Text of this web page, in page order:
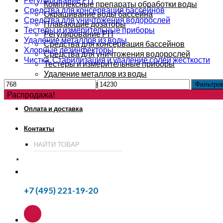
Комплексные препараты обработки воды
Окрашивание воды бассейна
Плавающие дозаторы
Регулирование РН
Средства для консервация бассейнов
Средства для уничтожения водорослей
Тестеры и измерительные приборы
Удаление металлов из воды
Хлорные дезинфекторы
Чистка. Стабилизация и удаление солей
Оплата и доставка
Контакты
+7 (495) 221-19-20
Средства для консервация бассейнов
Средства для уничтожения водорослей
Тестеры и измерительные приборы
Удаление металлов из воды
Хлорные дезинфекторы
Чистка. Стабилизация и удаление солей жесткости
Распродажа!